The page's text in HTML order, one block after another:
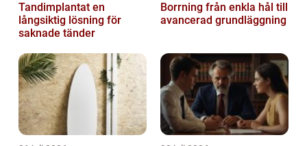
Tandimplantat en
långsiktig lösning för
saknade tänder
Borrning från enkla hål till
avancerad grundläggning